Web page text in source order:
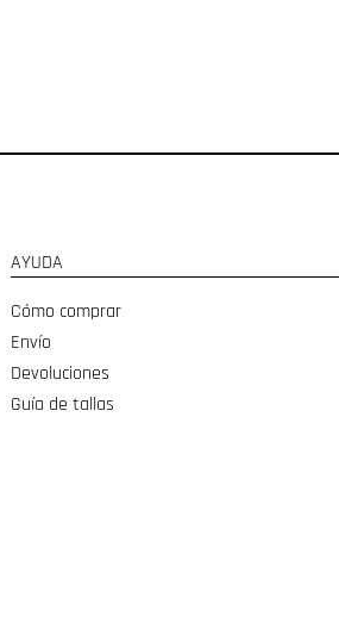
AYUDA
Cómo comprar
Envío
Devoluciones
Guía de tallas